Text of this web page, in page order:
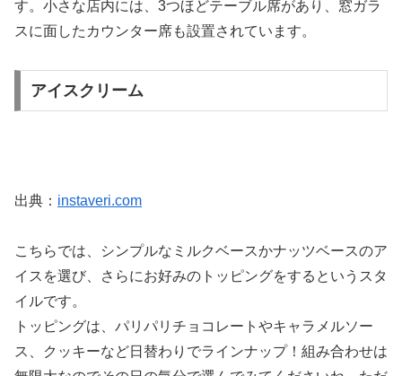
す。小さな店内には、3つほどテーブル席があり、窓ガラ
スに面したカウンター席も設置されています。
アイスクリーム
出典： instaveri.com
こちらでは、シンプルなミルクベースかナッツベースのア
イスを選び、さらにお好みのトッピングをするというスタ
イルです。
トッピングは、パリパリチョコレートやキャラメルソー
ス、クッキーなど日替わりでラインナップ！組み合わせは